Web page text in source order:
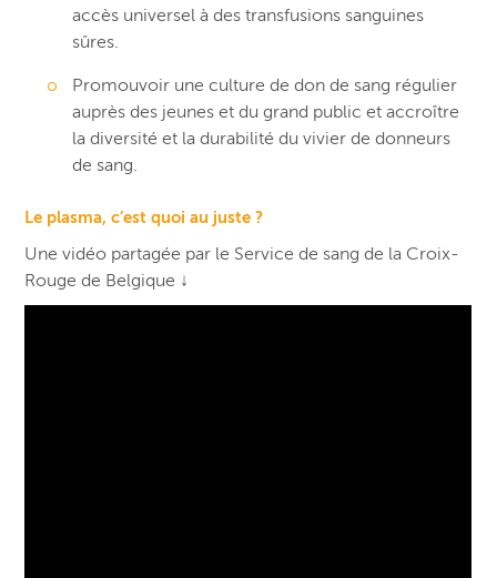
accès universel à des transfusions sanguines
sûres.
Promouvoir une culture de don de sang régulier
auprès des jeunes et du grand public et accroître
la diversité et la durabilité du vivier de donneurs
de sang.
Le plasma, c’est quoi au juste ?
Une vidéo partagée par le Service de sang de la Croix-
Rouge de Belgique ↓